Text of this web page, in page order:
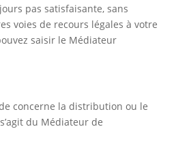
pas satisfaisante, sans
voies de recours légales à votre
saisir le Médiateur
concerne la distribution ou le
du Médiateur de